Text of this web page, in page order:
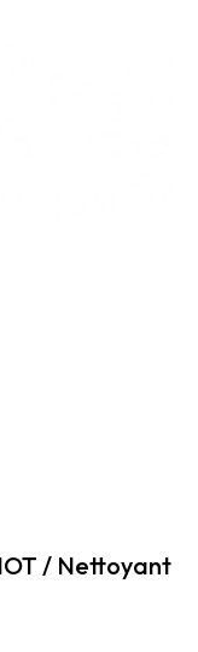
/ Nettoyant